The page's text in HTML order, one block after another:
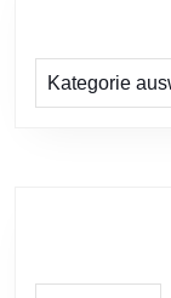
Prediger